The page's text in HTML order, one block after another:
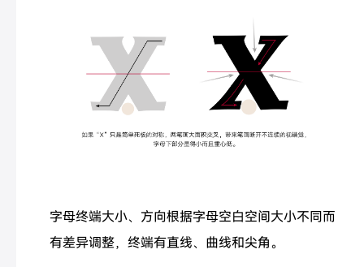
字母终端大小、方向根据字母空白空间大小不同而
有差异调整，终端有直线、曲线和尖角。